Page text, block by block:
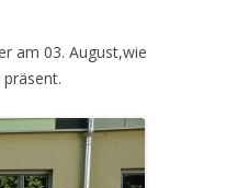
am 03. August,wie